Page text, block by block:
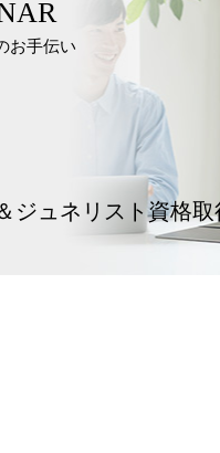
お手伝い
ジュネリスト資格